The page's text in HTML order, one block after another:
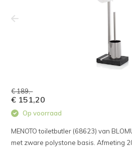
€ 189,-
€ 151,20
Op voorraad
MENOTO toiletbutler (68623) van
met zware polystone basis. Afmeting